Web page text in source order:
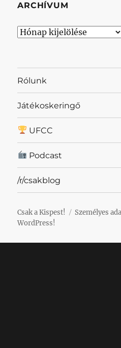
ARCHÍVUM
Archívum
Rólunk
Játékoskeringő
UFCC
Podcast
/r/csakblog
Csak a Kispest! Személyes
WordPress!